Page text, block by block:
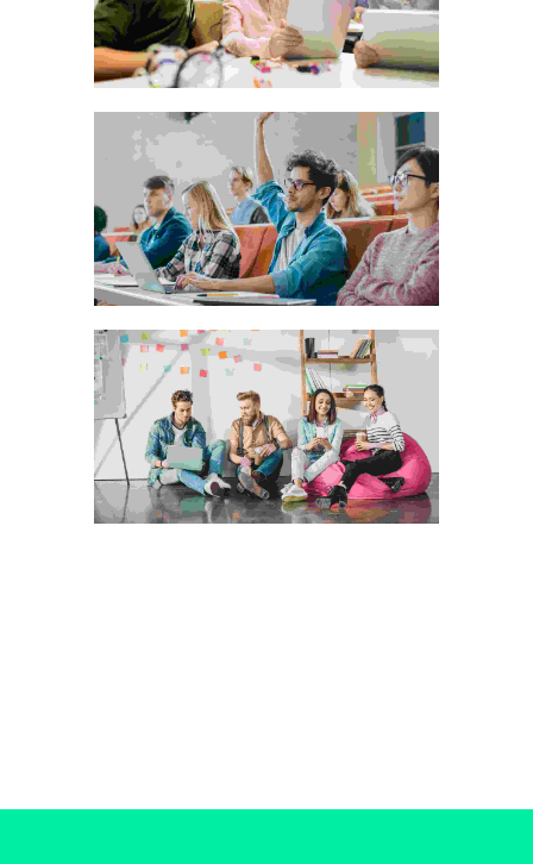
Animation Development
Leather visiting card pouch
Animation Development
The idyllic promenade
Animation